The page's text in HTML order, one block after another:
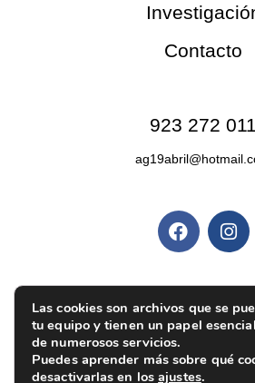
Contacto
923 272 011
Política de privacidad|Aviso
cookies |Ajustes de
Las cookies son archivos que se
tu equipo y tienen un papel
de numerosos servicios.
Puedes aprender más sobre qué
desactivarlas en losajustes.